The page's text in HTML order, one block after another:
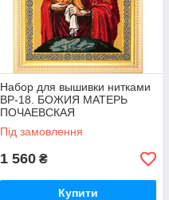
Набор для вышивки нитками
BP-18. БОЖИЯ МАТЕРЬ
ПОЧАЕВСКАЯ
Під замовлення
1 560 ₴
Купити